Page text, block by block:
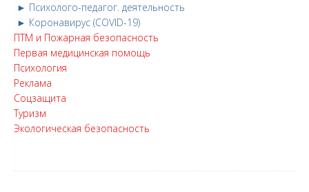
► Психолого-педагог. деятельность
► Коронавирус (COVID-19)
ПТМ и Пожарная безопасность
Первая медицинская помощь
Психология
Реклама
Соцзащита
Туризм
Экологическая безопасность